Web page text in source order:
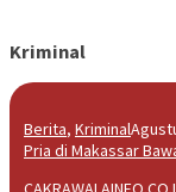
Kriminal
Berita, Kriminal
Pria di Makassar